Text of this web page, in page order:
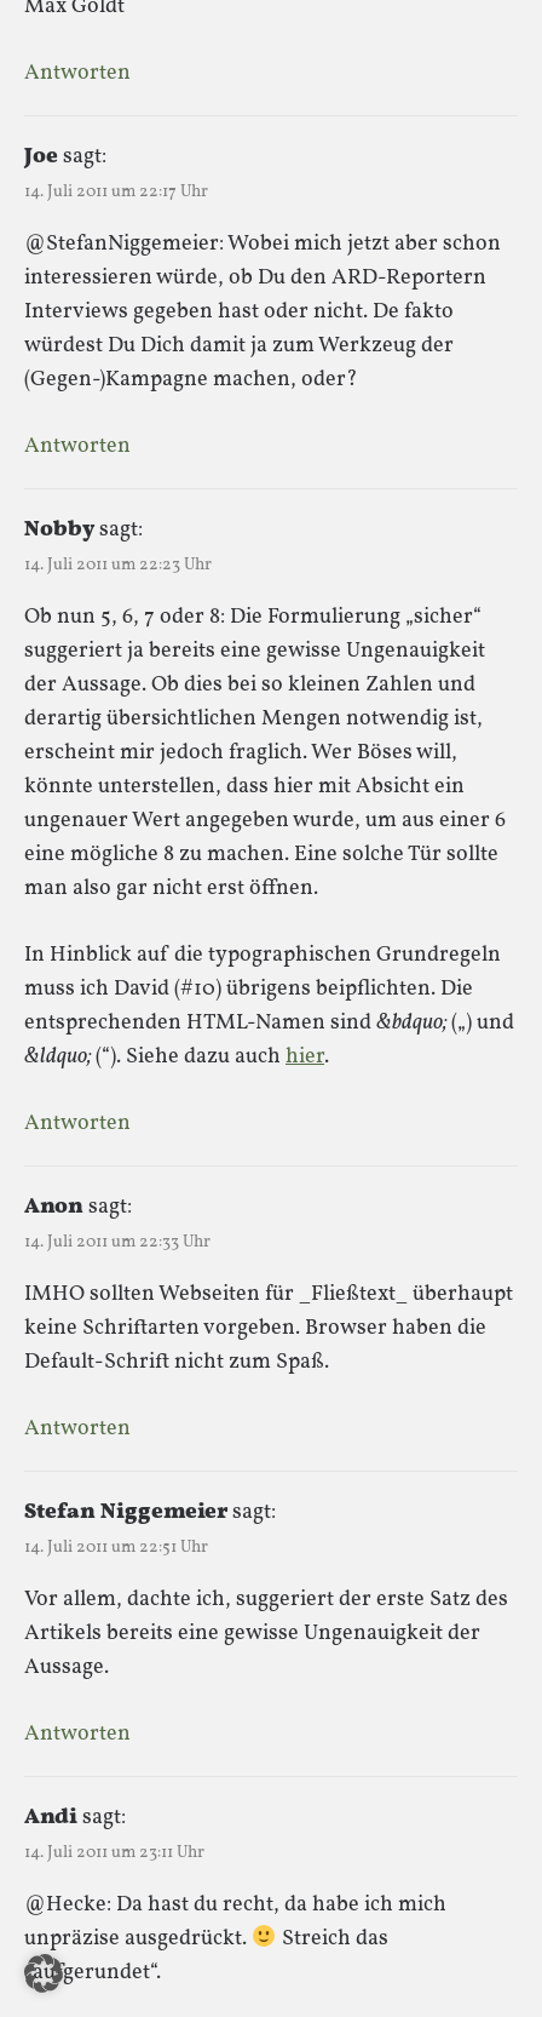
Max Goldt
Antworten
Joesagt:
14. Juli 2011 um 22:17 Uhr
@StefanNiggemeier: Wobei mich jetzt aber schon
interessieren würde, ob Du den ARD-Reportern
Interviews gegeben hast oder nicht. De fakto
würdest Du Dich damit ja zum Werkzeug der
(Gegen-)Kampagne machen, oder?
Antworten
Nobbysagt:
14. Juli 2011 um 22:23 Uhr
Ob nun 5, 6, 7 oder 8: Die Formulierung „sicher“
suggeriert ja bereits eine gewisse Ungenauigkeit
der Aussage. Ob dies bei so kleinen Zahlen und
derartig übersichtlichen Mengen notwendig ist,
erscheint mir jedoch fraglich. Wer Böses will,
könnte unterstellen, dass hier mit Absicht ein
ungenauer Wert angegeben wurde, um aus einer 6
eine mögliche 8 zu machen. Eine solche Tür sollte
man also gar nicht erst öffnen.
In Hinblick auf die typographischen Grundregeln
muss ich David (#10) übrigens beipflichten. Die
entsprechenden HTML-Namen sind&bdquo;(„) und
&ldquo;(“). Siehe dazu auch hier.
Antworten
Anonsagt:
14. Juli 2011 um 22:33 Uhr
IMHO sollten Webseiten für _Fließtext_ überhaupt
keine Schriftarten vorgeben. Browser haben die
Default-Schrift nicht zum Spaß.
Antworten
Stefan Niggemeiersagt:
14. Juli 2011 um 22:51 Uhr
Vor allem, dachte ich, suggeriert der erste Satz des
Artikels bereits eine gewisse Ungenauigkeit der
Aussage.
Antworten
Andisagt:
14. Juli 2011 um 23:11 Uhr
@Hecke: Da hast du recht, da habe ich mich
unpräzise ausgedrückt.
Streich das
„aufgerundet“.